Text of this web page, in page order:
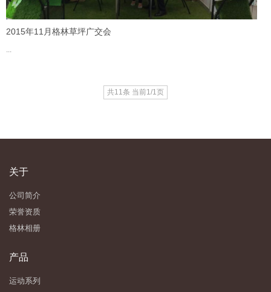
2015年11月格林草坪广交会
...
共11条 当前1/1页
关于
公司简介
荣誉资质
格林相册
产品
运动系列